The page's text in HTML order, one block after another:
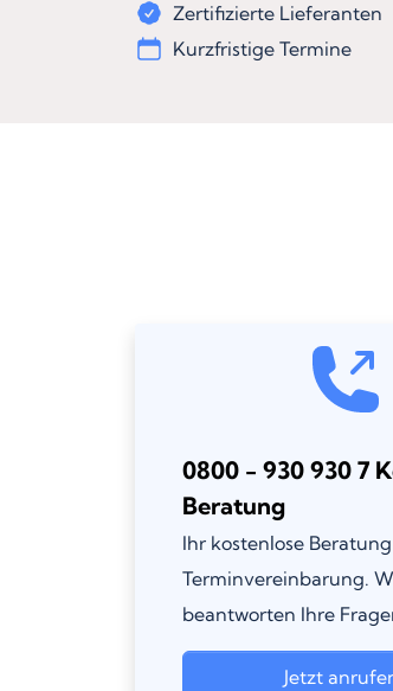
Zertifizierte Lieferanten
Kurzfristige Termine
0800 - 930 930 7
Beratung
Ihr kostenlose
Terminvereinbarung.
beantworten Ihre
Jetzt